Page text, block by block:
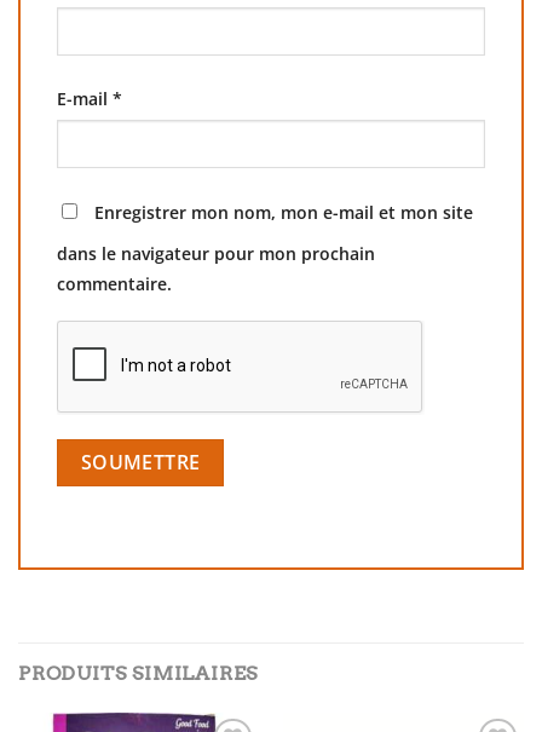
E-mail *
Enregistrer mon nom, mon e-mail et mon site
dans le navigateur pour mon prochain
commentaire.
PRODUITS SIMILAIRES